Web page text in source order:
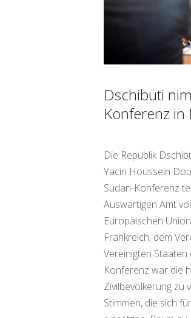
Dschibuti
Konferenz in
Die Republik
Yacin Houssein
Sudan-Konferenz
Auswärtigen Amt
Europäischen
Frankreich, dem
Vereinigten
Konferenz war die
Zivilbevölkerung zu
Stimmen, die sich